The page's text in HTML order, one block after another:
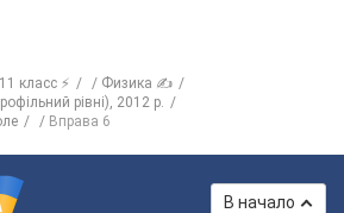
класс ⚡
Физика ✍
рівні), 2012 р.
Вправа 6
В начало